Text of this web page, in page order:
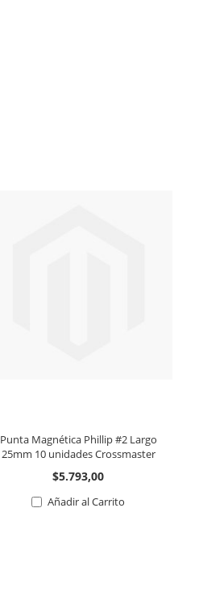
Punta Magnética Phillip #2 Largo
25mm 10 unidades Crossmaster
$5.793,00
Añadir al Carrito